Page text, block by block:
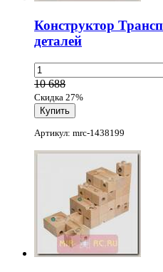
Конструктор
деталей
10 688
Скидка 27%
Артикул: mrc-1438199